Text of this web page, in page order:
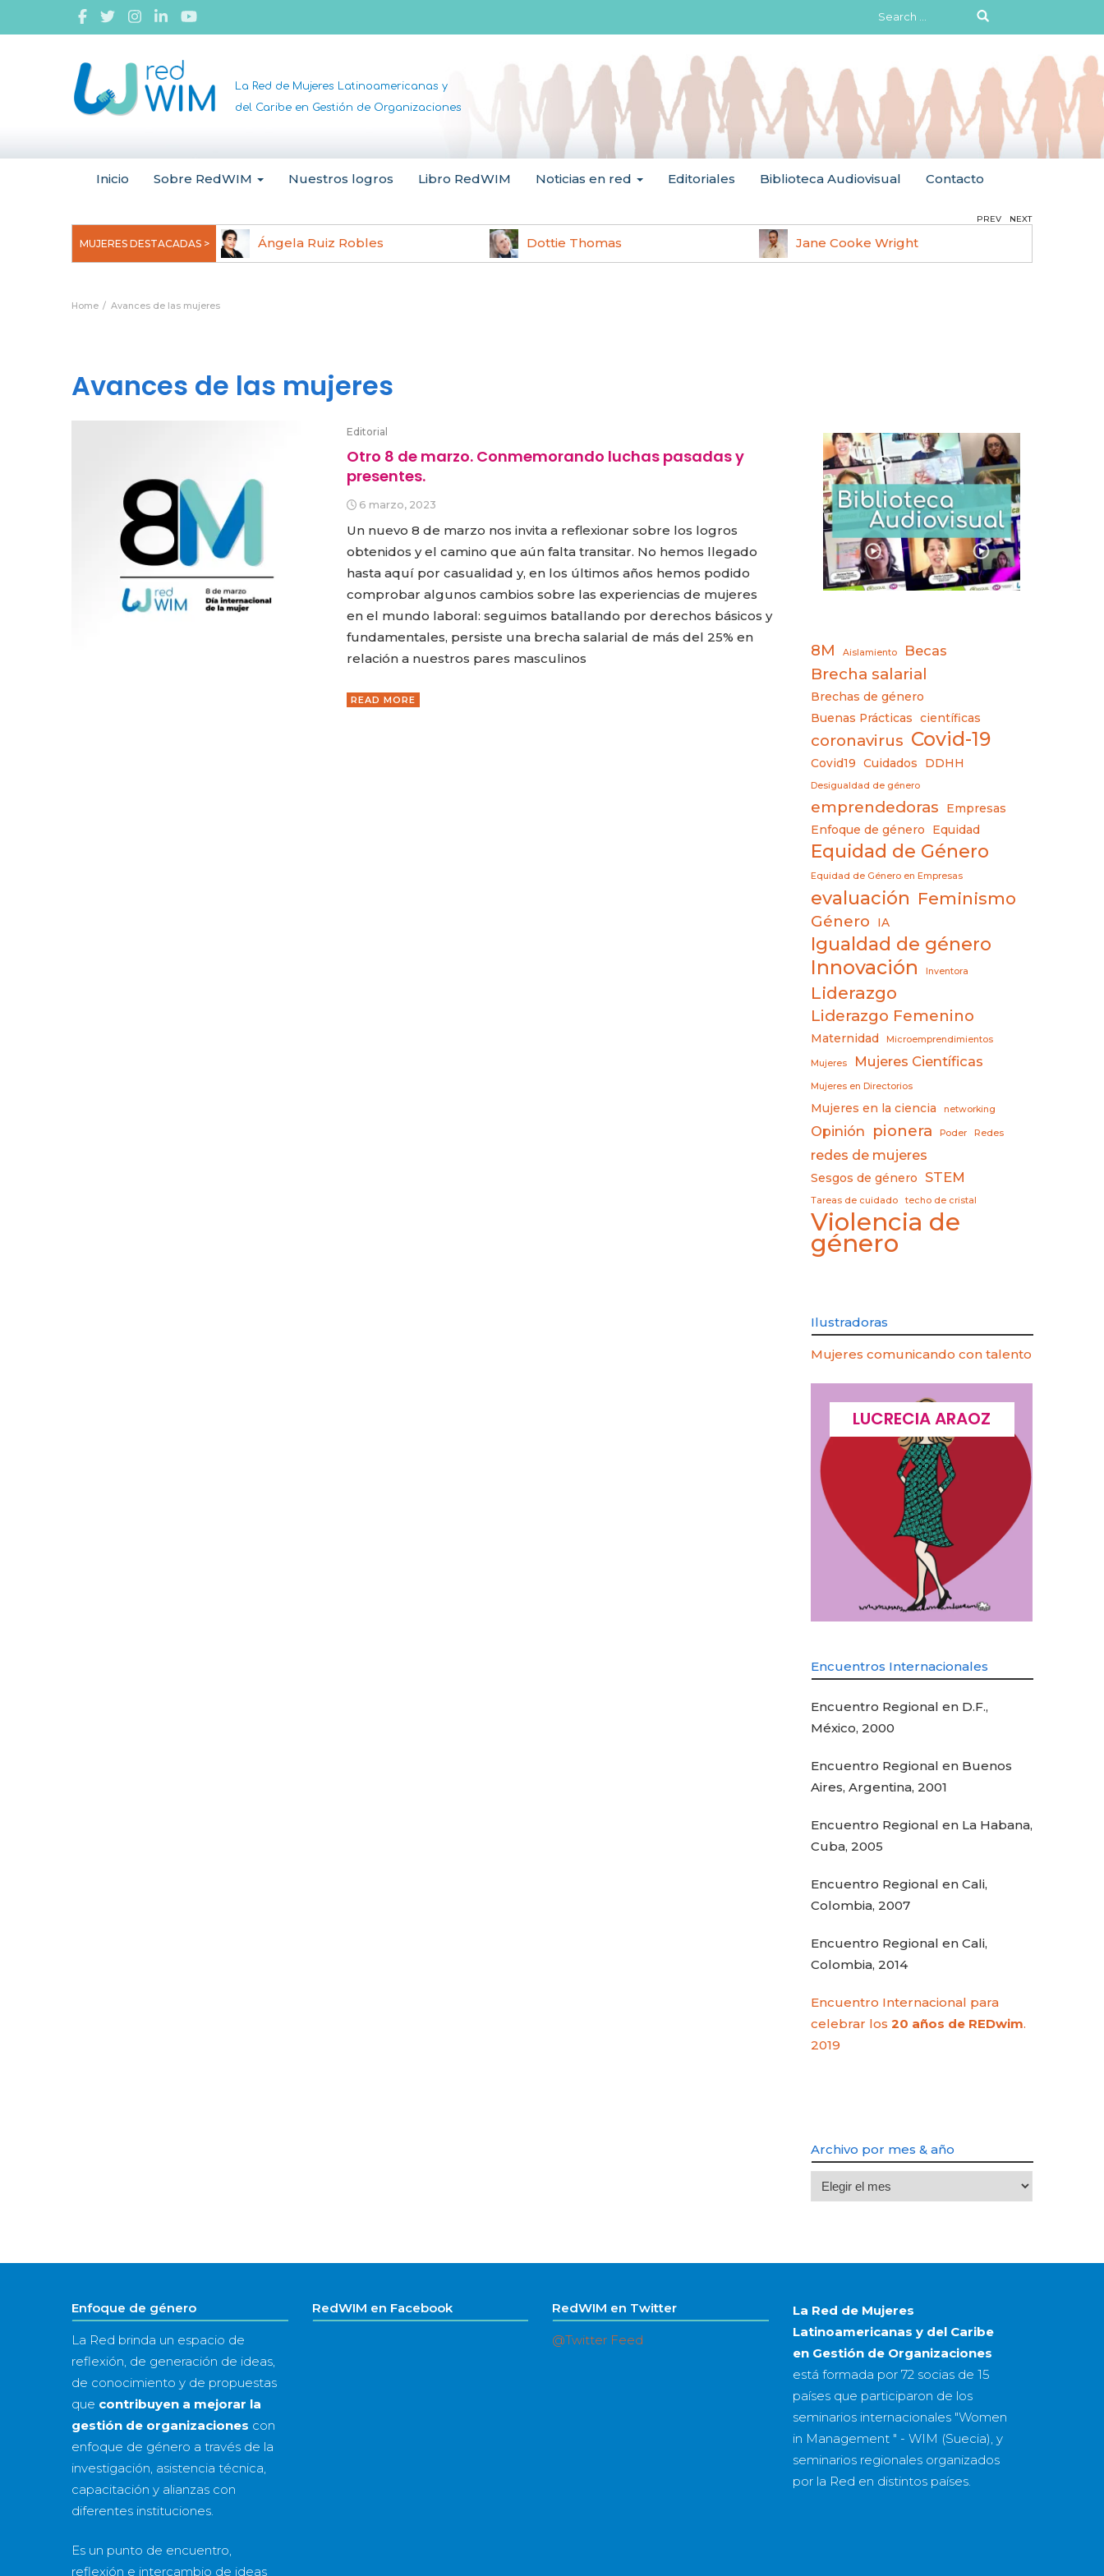
Search
for:
La Red de Mujeres Latinoamericanas y
del Caribe en Gestión de Organizaciones
Inicio Sobre RedWIM Nuestros logros Libro RedWIM Noticias en red Editoriales Biblioteca Audiovisual Contacto
MUJERES DESTACADAS >
Uchegbu, pionera en
Ángela Ruiz Robles Dottie Thomas Jane Cooke Wright
PREV NEXT
Home Avances de las mujeres
Avances de las mujeres
Editorial
Otro 8 de marzo. Conmemorando luchas pasadas y
presentes.
6 marzo, 2023
Un nuevo 8 de marzo nos invita a reflexionar sobre los logros
obtenidos y el camino que aún falta transitar. No hemos llegado
hasta aquí por casualidad y, en los últimos años hemos podido
comprobar algunos cambios sobre las experiencias de mujeres
en el mundo laboral: seguimos batallando por derechos básicos y
fundamentales, persiste una brecha salarial de más del 25% en
relación a nuestros pares masculinos
READ MORE
8M Aislamiento Becas
Brecha salarial
Brechas de género
Buenas Prácticas
científicas
coronavirus Covid-19
Covid19 Cuidados DDHH
Desigualdad de género
emprendedoras
Empresas
Enfoque de género
Equidad
Equidad de Género
Equidad de Género en Empresas
evaluación Feminismo
Género IA
Igualdad de género
Innovación Inventora
Liderazgo
Liderazgo Femenino
Maternidad Microemprendimientos
Mujeres Mujeres Científicas
Mujeres en Directorios
Mujeres en la ciencia networking
Opinión pionera Poder Redes
redes de mujeres
Sesgos de género STEM
Tareas de cuidado techo de cristal
Violencia de
género
Ilustradoras
Mujeres comunicando con talento
LUCRECIA ARAOZ
Encuentros Internacionales
Encuentro Regional en D.F.,
México, 2000
Encuentro Regional en Buenos
Aires, Argentina, 2001
Encuentro Regional en La Habana,
Cuba, 2005
Encuentro Regional en Cali,
Colombia, 2007
Encuentro Regional en Cali,
Colombia, 2014
Encuentro Internacional para
celebrar los 20 años de REDwim.
2019
Archivo por mes & año
Archivo
por
año
Enfoque de género
La Red brinda un espacio de
reflexión, de generación de ideas,
de conocimiento y de propuestas
que contribuyen a mejorar la
gestión de organizaciones con
enfoque de género a través de la
investigación, asistencia técnica,
capacitación y alianzas con
diferentes instituciones.
Es un punto de encuentro,
reflexión e intercambio de ideas
RedWIM en Facebook RedWIM en Twitter
@Twitter Feed
La Red de Mujeres
Latinoamericanas y del Caribe
en Gestión de Organizaciones
está formada por 72 sociasde 15
paísesque participaron de los
seminarios internacionales "Women
in Management " - WIM (Suecia), y
seminarios regionales organizados
por la Red en distintos países.